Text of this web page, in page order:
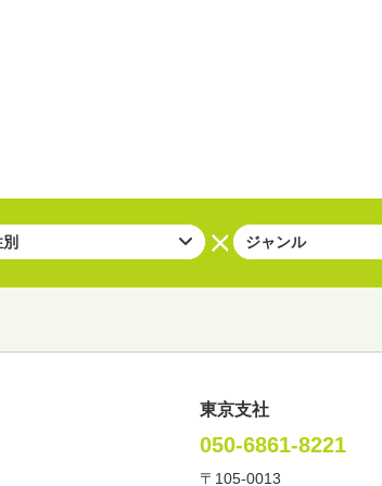
お笑い・バラエティー
東京支社
050-6861-8221
〒105-0013